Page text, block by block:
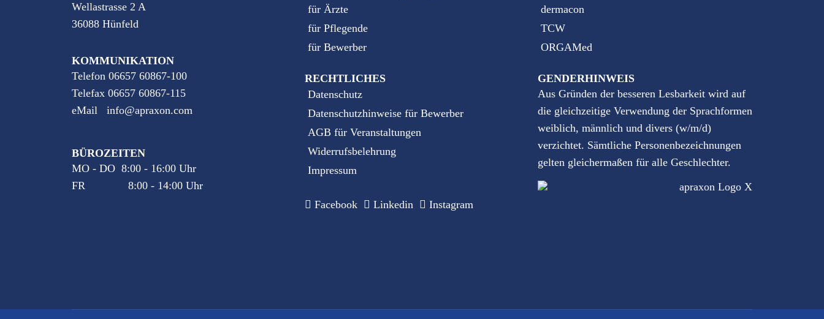
Wellastrasse 2 A
36088 Hünfeld
KOMMUNIKATION
Telefon 06657 60867-100
Telefax 06657 60867-115
eMail info@apraxon.com
BÜROZEITEN
MO - DO 8:00 - 16:00 Uhr
FR 8:00 - 14:00 Uhr
für Ärzte
für Pflegende
für Bewerber
RECHTLICHES
Datenschutz
Datenschutzhinweise für Bewerber
AGB für Veranstaltungen
Widerrufsbelehrung
Impressum
Facebook Linkedin Instagram
dermacon
TCW
ORGAMed
GENDERHINWEIS
Aus Gründen der besseren Lesbarkeit wird auf
die gleichzeitige Verwendung der Sprachformen
weiblich, männlich und divers (w/m/d)
verzichtet. Sämtliche Personenbezeichnungen
gelten gleichermaßen für alle Geschlechter.